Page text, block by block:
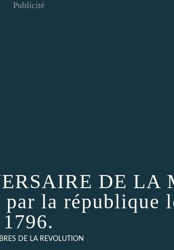
Publicité
DE LA
la république
1796.
DE LA REVOLUTION